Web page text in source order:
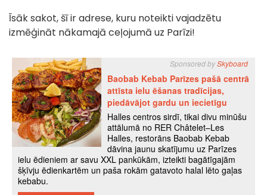
Īsāk sakot, šī ir adrese, kuru noteikti vajadzētu
izmēģināt nākamajā ceļojumā uz Parīzi!